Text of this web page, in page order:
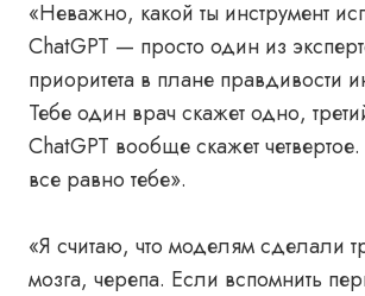
«Неважно, какой ты инструмент
ChatGPT — просто один из
приоритета в плане правдивости
Тебе один врач скажет одно,
ChatGPT вообще скажет
все равно тебе».
«Я считаю, что моделям сделали
мозга, черепа. Если вспомнить